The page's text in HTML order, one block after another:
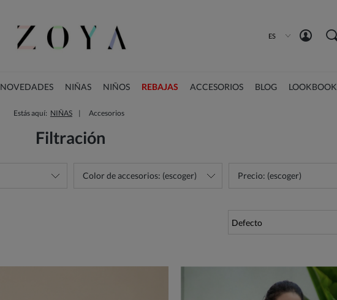
ES
NOVEDADES NIÑAS NIÑOS REBAJAS ACCESORIOS BLOG LOOKBOOK
Estás aquí: NIÑAS Accesorios
Filtración
Color de accesorios: (escoger) Precio: (escoger)